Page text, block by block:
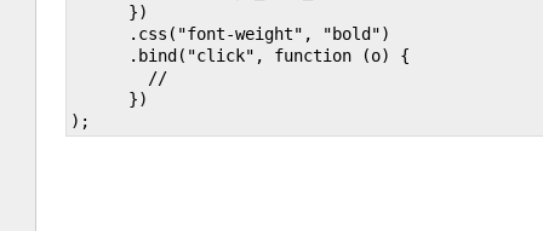
      })
      .css("font-weight", "bold")
      .bind("click", function (o) {
      })